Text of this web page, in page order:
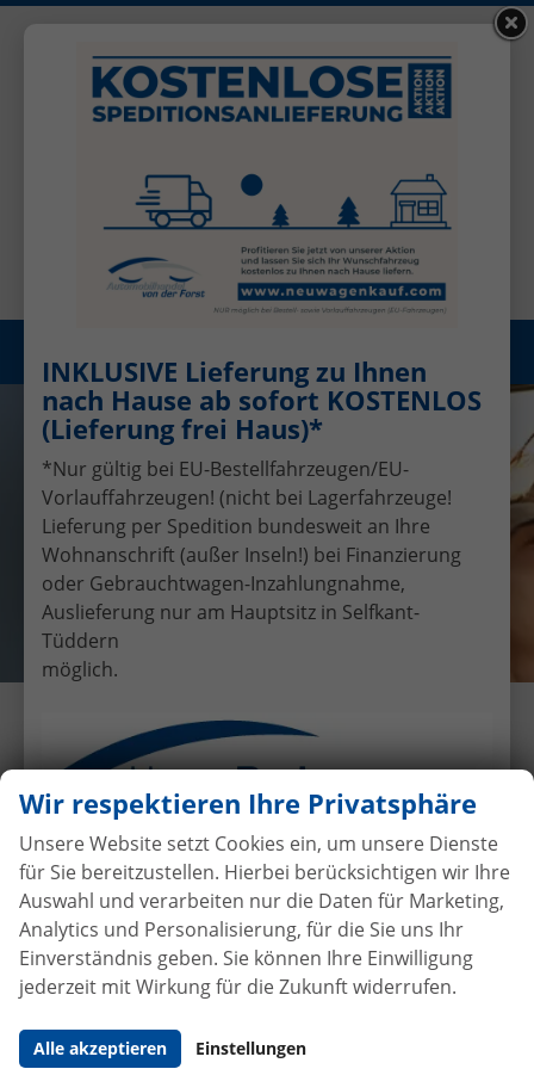
Öffnungszeiten: Mo - Fr 08.00 - 17.00
Registrieren
Übergabe eines EU-
Neufahrzeuges Skoda Yeti an
Familie Eckers
11.6.2016 • Auslieferungen
Wir respektieren Ihre Privatsphäre
Unsere Website setzt Cookies ein, um unsere Dienste
für Sie bereitzustellen. Hierbei berücksichtigen wir Ihre
Auswahl und verarbeiten nur die Daten für Marketing,
Analytics und Personalisierung, für die Sie uns Ihr
Einverständnis geben. Sie können Ihre Einwilligung
jederzeit mit Wirkung für die Zukunft widerrufen.
Alle akzeptieren Einstellungen
INKLUSIVE Lieferung zu Ihnen
nach Hause ab sofort KOSTENLOS
(Lieferung frei Haus)*
*Nur gültig bei EU-Bestellfahrzeugen/EU-
Vorlauffahrzeugen! (nicht bei Lagerfahrzeuge!
Lieferung per Spedition bundesweit an Ihre
Wohnanschrift (außer Inseln!) bei Finanzierung
oder Gebrauchtwagen-Inzahlungnahme,
Auslieferung nur am Hauptsitz in Selfkant-
Tüddern
möglich.
Autokaufohne Anzahlungbei
Vertragsabschluss
Beim Automobilhandel von der Forst genießen Sie
maximale Sicherheit und Transparenz. Bei uns